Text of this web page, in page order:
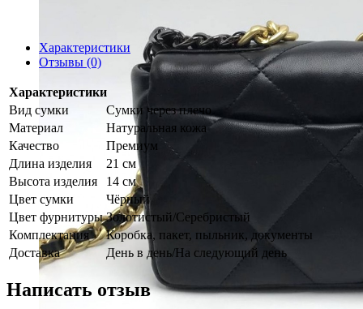
Характеристики
Отзывы (0)
Характеристики
Вид сумки
Сумки через плечо
Материал
Натуральная кожа
Качество
Премиум
Длина изделия
21 см
Высота изделия
14 см
Цвет сумки
Чёрный
Цвет фурнитуры Золотистый/Серебристый
Комплектация
Коробка, пакет, пыльник, документы
Доставка
День в день/На следующий день
Написать отзыв